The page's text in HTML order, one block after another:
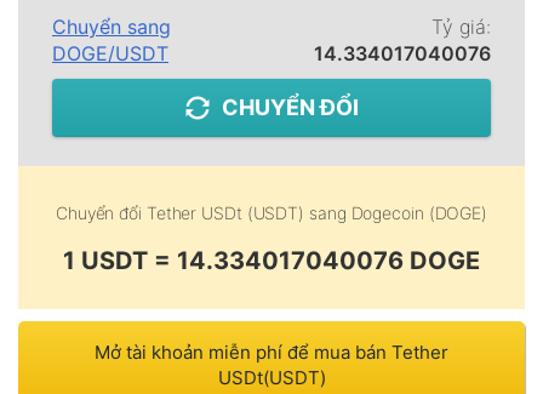
Chuyển sang
DOGE/USDT
Tỷ giá:
14.334017040076
CHUYỂN ĐỔI
Chuyển đổi Tether USDt (USDT) sang Dogecoin (DOGE)
1 USDT = 14.334017040076 DOGE
Mở tài khoản miễn phí để mua bán Tether
USDt(USDT)